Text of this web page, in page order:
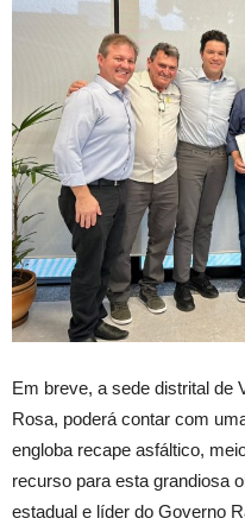
Em breve, a sede distrital de
Rosa, poderá contar com
engloba recape asfáltico,
recurso para esta grandiosa
estadual e líder do Governo